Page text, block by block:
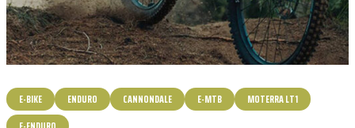
E-BIKE ENDURO CANNONDALE E-MTB
MOTERRA LT1